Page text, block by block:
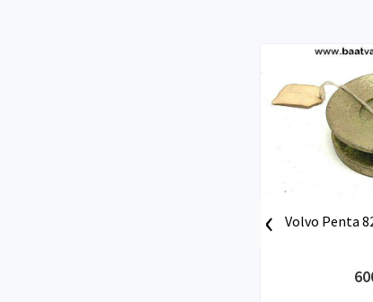
Volvo Penta
‹